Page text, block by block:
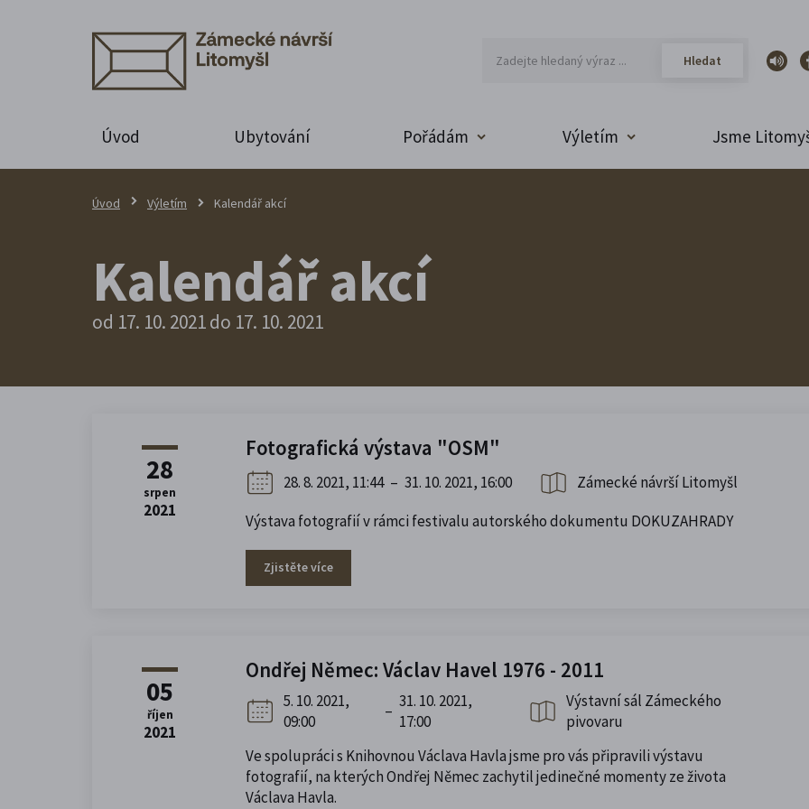
Úvod Ubytování Pořádám Výletím Jsme
Úvod Výletím Kalendář akcí
Kalendář akcí
od 17. 10. 2021 do 17. 10. 2021
28
srpen
2021
Fotografická výstava "OSM"
28. 8. 2021, 11:44 – 31. 10. 2021, 16:00
Zámecké návrší Litomyšl
Výstava fotografií v rámci festivalu autorského dokumentu DOKUZAHRADY
Zjistěte více
05
říjen
2021
Ondřej Němec: Václav Havel 1976 - 2011
5. 10. 2021,
09:00
–
31. 10. 2021,
17:00
Výstavní sál Zámeckého
pivovaru
Ve spolupráci s Knihovnou Václava Havla jsme pro vás připravili výstavu
fotografií, na kterých Ondřej Němec zachytil jedinečné momenty ze života
Václava Havla.